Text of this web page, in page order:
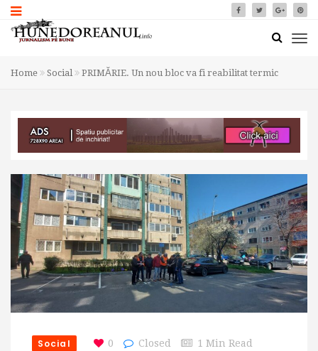
Home Social PRIMĂRIE. Un nou bloc va fi reabilitat termic
Social 0 Closed 1 Min Read